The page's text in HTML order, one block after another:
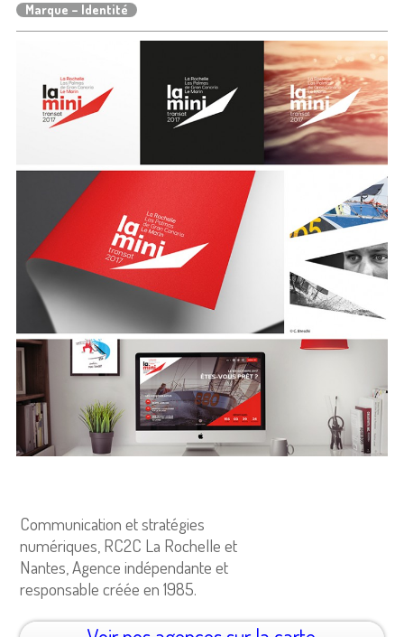
Marque – Identité
Communication et stratégies
numériques, RC2C La Rochelle et
Nantes, Agence indépendante et
responsable créée en 1985.